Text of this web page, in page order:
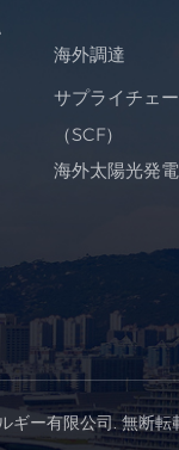
海外調達
サプライチェ
（SCF）
海外太陽光発
ギー有限公司. 無断